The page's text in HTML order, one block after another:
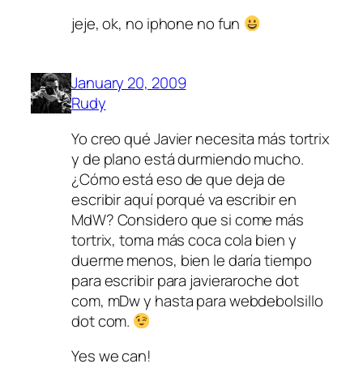
jeje, ok, no iphone no fun
January 20, 2009
Rudy
Yo creo qué Javier necesita más tortrix
y de plano está durmiendo mucho.
¿Cómo está eso de que deja de
escribir aquí porqué va escribir en
MdW? Considero que si come más
tortrix, toma más coca cola bien y
duerme menos, bien le daría tiempo
para escribir para javieraroche dot
com, mDw y hasta para webdebolsillo
dot com.
Yes we can!